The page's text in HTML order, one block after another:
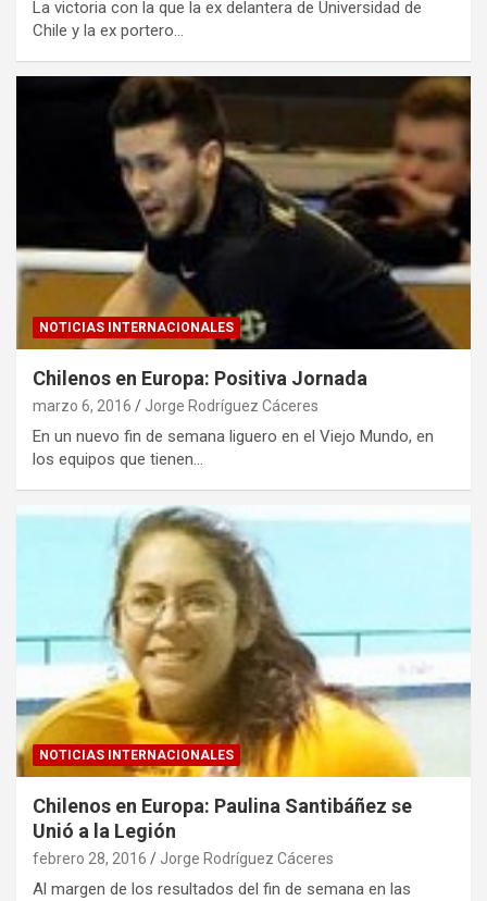
La victoria con la que la ex delantera de Universidad de
Chile y la ex portero…
NOTICIAS INTERNACIONALES
Chilenos en Europa: Positiva Jornada
marzo 6, 2016 Jorge Rodríguez Cáceres
En un nuevo fin de semana liguero en el Viejo Mundo, en
los equipos que tienen…
NOTICIAS INTERNACIONALES
Chilenos en Europa: Paulina Santibáñez se
Unió a la Legión
febrero 28, 2016 Jorge Rodríguez Cáceres
Al margen de los resultados del fin de semana en las